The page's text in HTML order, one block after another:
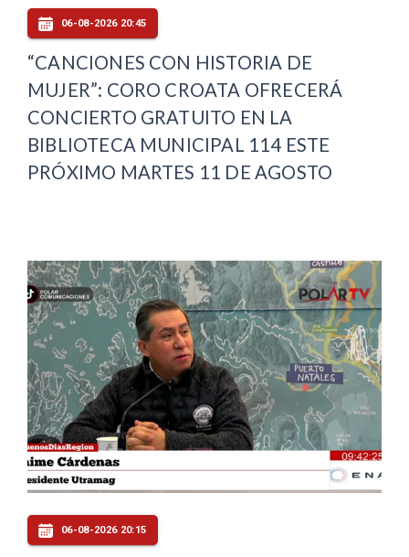
06-08-2026 20:45
“CANCIONES CON HISTORIA DE
MUJER”: CORO CROATA OFRECERÁ
CONCIERTO GRATUITO EN LA
BIBLIOTECA MUNICIPAL 114 ESTE
PRÓXIMO MARTES 11 DE AGOSTO
06-08-2026 20:15